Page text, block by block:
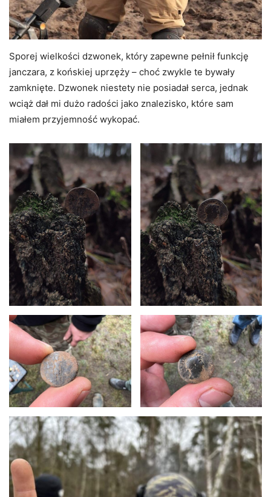
Sporej wielkości dzwonek, który zapewne pełnił funkcję
janczara, z końskiej uprzęży – choć zwykle te bywały
zamknięte. Dzwonek niestety nie posiadał serca, jednak
wciąż dał mi dużo radości jako znalezisko, które sam
miałem przyjemność wykopać.